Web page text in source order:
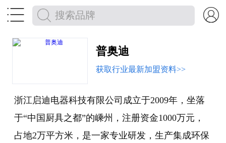
 
普奥迪
获取行业最新加盟资料>>
浙江启迪电器科技有限公司成立于2009年，坐落
于“中国厨具之都”的嵊州，注册资金1000万元，
占地2万平方米，是一家专业研发，生产集成环保